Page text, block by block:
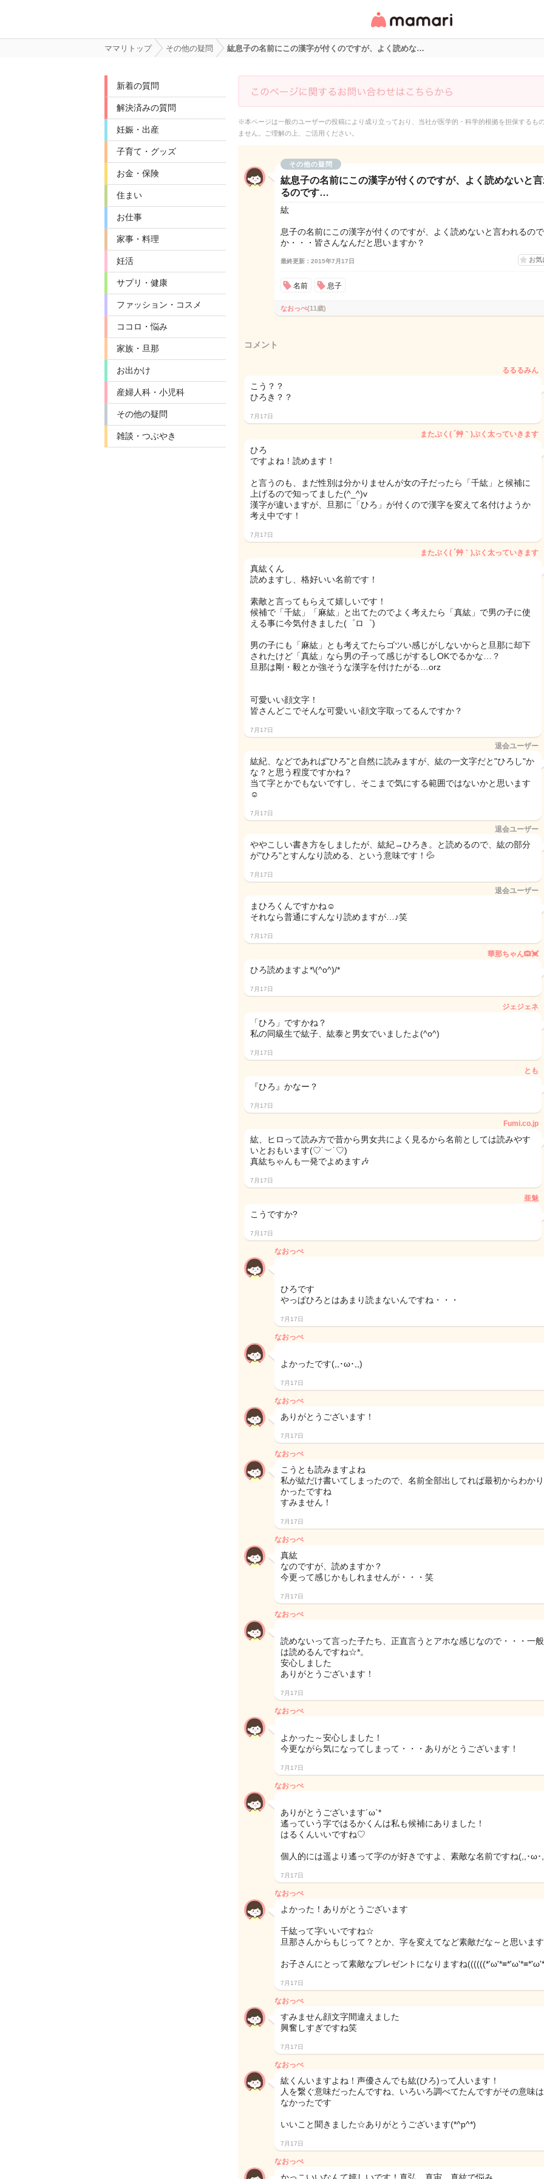
リ・情報サイト
ママリトップ その他の疑問 紘息子の名前にこの漢字が付くのですが、よく読めな…
新着の質問
解決済みの質問
妊娠・出産
子育て・グッズ
お金・保険
住まい
お仕事
家事・料理
妊活
サプリ・健康
ファッション・コスメ
ココロ・悩み
家族・旦那
お出かけ
産婦人科・小児科
その他の疑問
雑談・つぶやき
※本ページは一般のユーザーの投稿により成り立っており、当社が医学的・科学的根拠を担保するも
ません。ご理解の上、ご活用ください。
その他の疑問
紘息子の名前にこの漢字が付くのですが、よく読めないと
るのです…
紘
息子の名前にこの漢字が付くのですが、よく読めないと言われるの
か・・・皆さんなんだと思いますか？
最終更新：2015年7月17日 お気
名前 息子
なおっぺ(11歳)
コメント
るるるみん
こう？？
ひろき？？
7月17日
またぷく( ´艸｀)ぷく太っていきます
ひろ
ですよね！読めます！
と言うのも、まだ性別は分かりませんが女の子だったら「千紘」と候補に
上げるので知ってました(^_^)v
漢字が違いますが、旦那に「ひろ」が付くので漢字を変えて名付けようか
考え中です！
7月17日
またぷく( ´艸｀)ぷく太っていきます
真紘くん
読めますし、格好いい名前です！
素敵と言ってもらえて嬉しいです！
候補で「千紘」「麻紘」と出てたのでよく考えたら「真紘」で男の子に使
える事に今気付きました(゜ロ゜)
男の子にも「麻紘」とも考えてたらゴツい感じがしないからと旦那に却下
されたけど「真紘」なら男の子って感じがするしOKでるかな…？
旦那は剛・毅とか強そうな漢字を付けたがる…orz
可愛いい顔文字！
皆さんどこでそんな可愛いい顔文字取ってるんですか？
7月17日
退会ユーザー
紘紀、などであれば"ひろ"と自然に読みますが、紘の一文字だと"ひろし"か
な？と思う程度ですかね？
当て字とかでもないですし、そこまで気にする範囲ではないかと思います
☺︎
7月17日
退会ユーザー
ややこしい書き方をしましたが、紘紀→ひろき。と読めるので、紘の部分
が"ひろ"とすんなり読める、という意味です！💦
7月17日
退会ユーザー
まひろくんですかね☺︎
それなら普通にすんなり読めますが…♪笑
7月17日
華那ちゃん🙉💓
ひろ読めますよ*\(^o^)/*
7月17日
ジェジェネ
「ひろ」ですかね？
私の同級生で紘子、紘泰と男女でいましたよ(^o^)
7月17日
とも
『ひろ』かなー？
7月17日
Fumi.co.jp
紘、ヒロって読み方で昔から男女共によく見るから名前としては読みやす
いとおもいます(♡˙︶˙♡)
真紘ちゃんも一発でよめます🎶
7月17日
亜魅
こうですか?
7月17日
なおっぺ
ひろです
やっぱひろとはあまり読まないんですね・・・
7月17日
なおっぺ
よかったです(,,･ω･,,)
7月17日
なおっぺ
ありがとうございます！
7月17日
なおっぺ
こうとも読みますよね
私が紘だけ書いてしまったので、名前全部出してれば最初からわか
かったですね
すみません！
7月17日
なおっぺ
真紘
なのですが、読めますか？
今更って感じかもしれませんが・・・笑
7月17日
なおっぺ
読めないって言った子たち、正直言うとアホな感じなので・・・一
は読めるんですね☆*。
安心しました
ありがとうございます！
7月17日
なおっぺ
よかった～安心しました！
今更ながら気になってしまって・・・ありがとうございます！
7月17日
なおっぺ
ありがとうございます´ω`*
遙っていう字ではるかくんは私も候補にありました！
はるくんいいですね♡
個人的には遥より遙って字のが好きですよ、素敵な名前ですね(,,･ω･
7月17日
なおっぺ
よかった！ありがとうございます
千紘って字いいですね☆
旦那さんからもじって？とか、字を変えてなど素敵だな～と思います
お子さんにとって素敵なプレゼントになりますね
7月17日
なおっぺ
すみません顔文字間違えました
興奮しすぎですね笑
7月17日
なおっぺ
紘くんいますよね！声優さんでも紘(ひろ)って人います！
人を繋ぐ意味だったんですね、いろいろ調べてたんですがその意味
なかったです
いいこと聞きました☆ありがとうございます(*^p^*)
7月17日
なおっぺ